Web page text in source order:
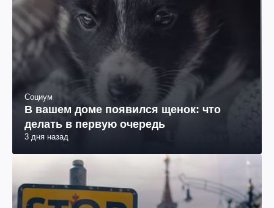
Социум
В вашем доме появился щенок: что
делать в первую очередь
3 дня назад